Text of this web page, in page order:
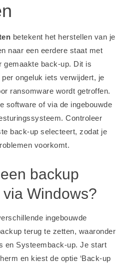
betekent het herstellen van je
naar een eerdere staat met
gemaakte back-up. Dit is
ongeluk iets verwijdert, je
ransomware wordt getroffen.
software of via de ingebouwde
Controleer
back-up selecteert, zodat je
voorkomt.
backup
Windows?
ingebouwde
terug te zetten, waaronder
en Systeemback-up. Je start
en kiest de optie ‘Back-up